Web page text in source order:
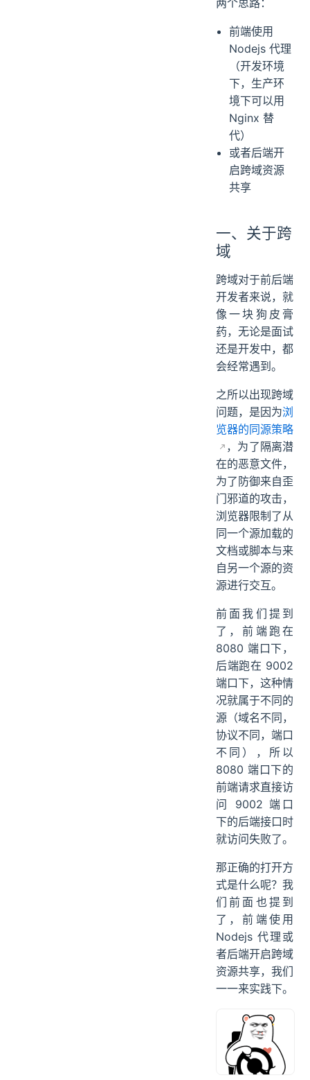
两个思路：
前端使用
Nodejs 代理
（开发环境
下，生产环
境下可以用
Nginx 替
代）
或者后端开
启跨域资源
共享
一、关于跨
域
跨域对于前后端
开发者来说，就
像一块狗皮膏
药，无论是面试
还是开发中，都
会经常遇到。
之所以出现跨域
问题，是因为浏
览器的同源策略
，为了隔离潜
在的恶意文件，
为了防御来自歪
门邪道的攻击，
浏览器限制了从
同一个源加载的
文档或脚本与来
自另一个源的资
源进行交互。
前面我们提到
了，前端跑在
8080 端口下，
后端跑在 9002
端口下，这种情
况就属于不同的
源（域名不同，
协议不同，端口
不同），所以
8080 端口下的
前端请求直接访
问 9002 端口
下的后端接口时
就访问失败了。
那正确的打开方
式是什么呢？我
们前面也提到
了，前端使用
Nodejs 代理或
者后端开启跨域
资源共享，我们
一一来实践下。